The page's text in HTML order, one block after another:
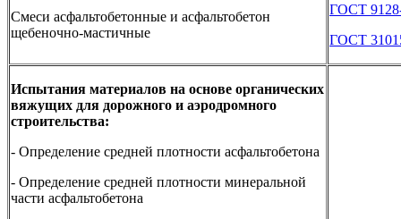
Смеси асфальтобетонные и асфальтобетон
щебеночно-мастичные
ГОСТ
ГОСТ
Испытания материалов на основе органических
вяжущих для дорожного и аэродромного
строительства:
- Определение средней плотности асфальтобетона
- Определение средней плотности минеральной
части асфальтобетона